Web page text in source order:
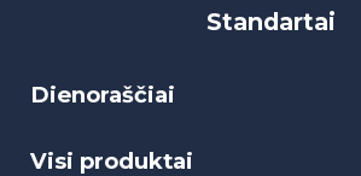
Standartai
Dienoraščiai
Visi produktai